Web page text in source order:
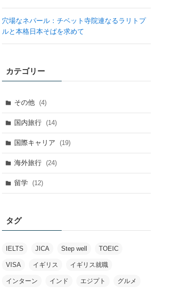
穴場なネパール：チベット寺院連なるラリトプ
ルと本格日本そばを求めて
カテゴリー
その他 (4)
国内旅行 (14)
国際キャリア (19)
海外旅行 (24)
留学 (12)
タグ
IELTS JICA Step well TOEIC
VISA イギリス イギリス就職
インターン インド エジプト グルメ